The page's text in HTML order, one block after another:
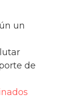
un
de